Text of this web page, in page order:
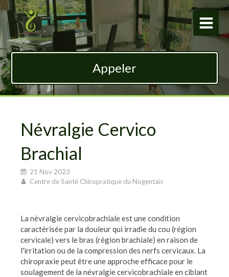
Appeler
Névralgie Cervico
Brachial
21 Nov 2023
Centre de Santé Chiropratique du Nogentais
La névralgie cervicobrachiale est une condition
caractérisée par la douleur qui irradie du cou (région
cervicale) vers le bras (région brachiale) en raison de
l'irritation ou de la compression des nerfs cervicaux. La
chiropraxie peut être une approche efficace pour le
soulagement de la névralgie cervicobrachiale en ciblant